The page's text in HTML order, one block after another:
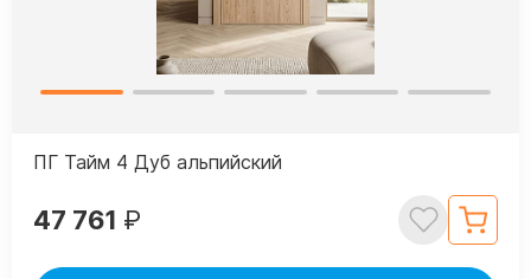
ПГ Тайм 4 Дуб альпийский
47 761 ₽